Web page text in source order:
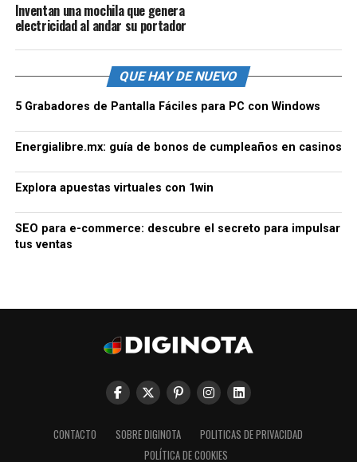
Inventan una mochila que genera
electricidad al andar su portador
QUE HAY DE NUEVO
5 Grabadores de Pantalla Fáciles para PC con Windows
Energialibre.mx: guía de bonos de cumpleaños en casinos
Explora apuestas virtuales con 1win
SEO para e-commerce: descubre el secreto para impulsar
tus ventas
CONTACTO SOBRE DIGINOTA
POLITICAS DE PRIVACIDAD
POLÍTICA DE COOKIES